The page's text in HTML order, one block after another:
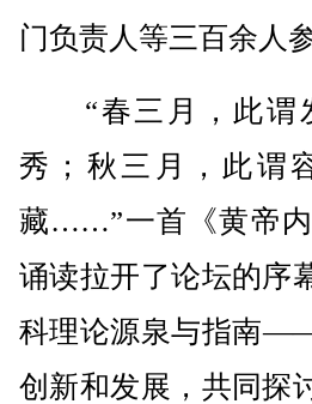
门负责人等三百余人
“春三月，此谓
秀；秋三月，此谓
藏……”一首《黄帝
诵读拉开了论坛的序
科理论源泉与指南
创新和发展，共同探